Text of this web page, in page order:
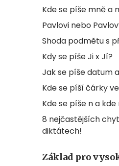
Kde se píše mně a
Pavlovi nebo
Shoda podmětu s
Kdy se píše Ji x Jí?
Jak se píše datum
Kde se píší čárky
Kde se píše n a kde
8 nejčastějších
diktátech!
Základ pro